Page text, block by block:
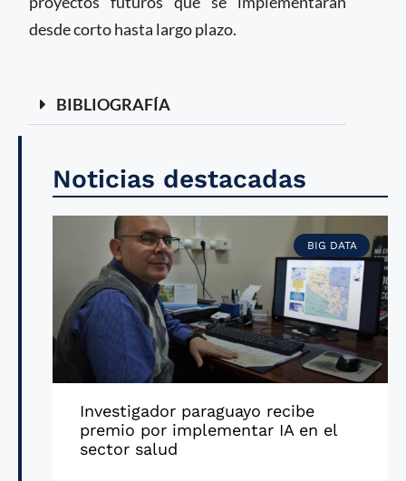
desde corto hasta largo plazo.
BIBLIOGRAFÍA
Noticias destacadas
BIG DATA
Investigador paraguayo recibe
premio por implementar IA en el
sector salud